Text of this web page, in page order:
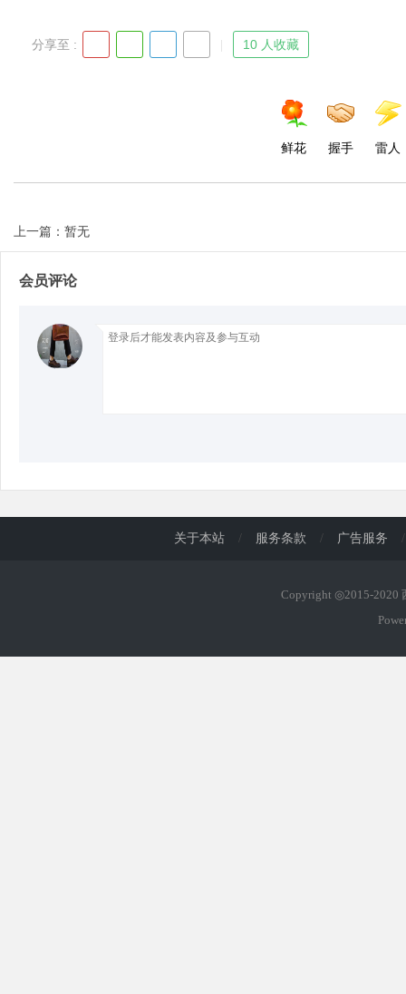
分享至 : 10 人收藏
鲜花 握手 雷人
上一篇：暂无
会员评论
关于本站 / 服务条款 / 广告服务 /
Copyright ◎2015-2020